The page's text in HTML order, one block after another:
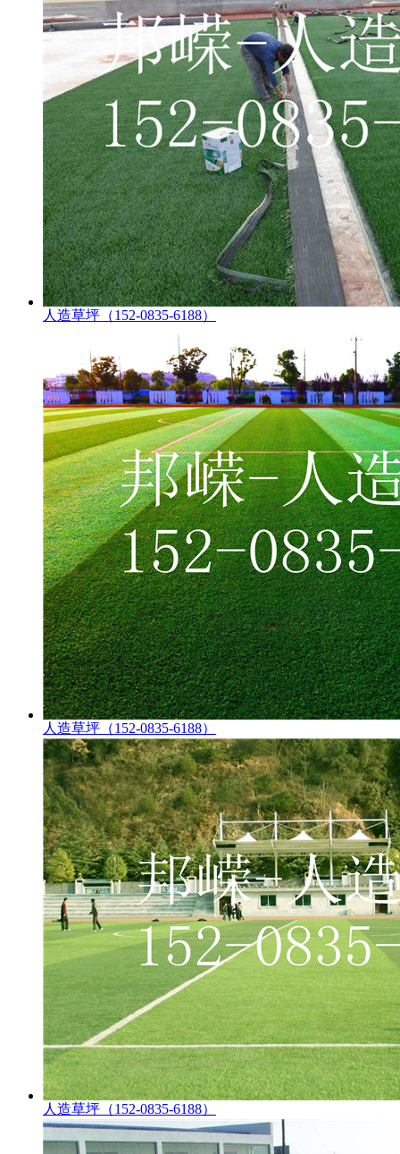
人造草坪（152-0835-6188）
人造草坪（152-0835-6188）
人造草坪（152-0835-6188）